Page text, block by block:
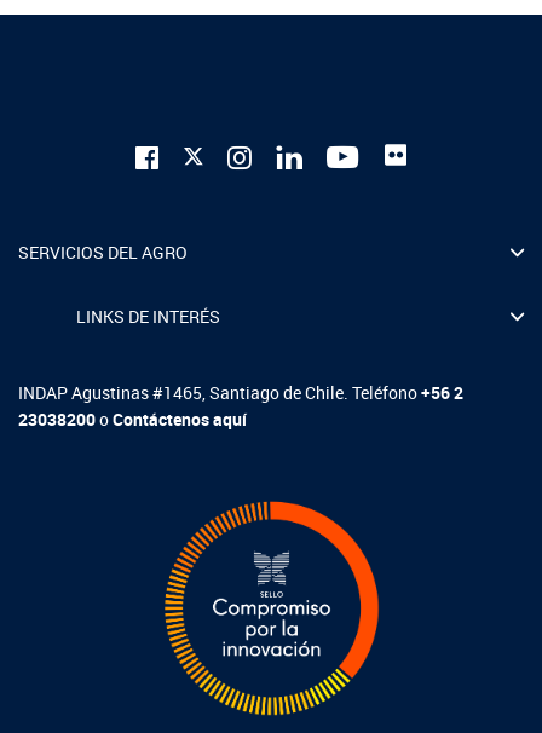
SERVICIOS DEL AGRO
LINKS DE INTERÉS
INDAP Agustinas #1465, Santiago de Chile. Teléfono+56 2
23038200oContáctenos aquí